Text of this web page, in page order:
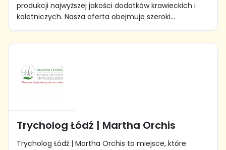
produkcji najwyższej jakości dodatków krawieckich i
kaletniczych. Nasza oferta obejmuje szeroki...
Trycholog Łódź | Martha Orchis
Trycholog Łódź | Martha Orchis to miejsce, które